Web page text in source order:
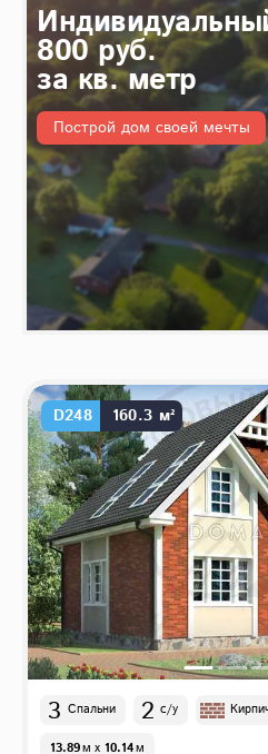
800 руб.
за кв. метр
Построй дом своей мечты
D248 160.3 м²
3 Спальни 2 с/у
13.89м x 10.14м